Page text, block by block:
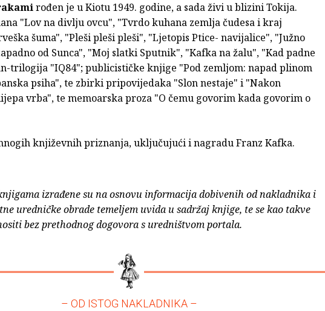
rođen je u Kiotu 1949. godine, a sada živi u blizini Tokija.
"Lov na divlju ovcu", "Tvrdo kuhana zemlja čudesa i kraj
šuma", "Pleši pleši pleši", "Ljetopis Ptice- navijalice", "Južno
od Sunca", "Moj slatki Sputnik", "Kafka na žalu", "Kad padne
trilogija "IQ84"; publicističke knjige "Pod zemljom: napad plinom
psiha", te zbirki pripovijedaka "Slon nestaje" i "Nakon
vrba", te memoarska proza "O čemu govorim kada govorim o
književnih priznanja, uključujući i nagradu Franz Kafka.
izrađene su na osnovu informacija dobivenih od nakladnika i
uredničke obrade temeljem uvida u sadržaj knjige, te se kao takve
bez prethodnog dogovora s uredništvom portala.
– OD ISTOG NAKLADNIKA –